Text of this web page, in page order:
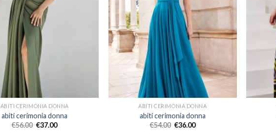
ABITI CERIMONIA DONNA
abiti cerimonia donna
€56.00 €37.00
ABITI CERIMONIA DONNA
abiti cerimonia donna
€54.00 €36.00